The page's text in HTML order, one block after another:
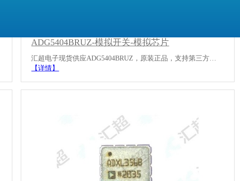
ADG5404BRUZ-模拟开关-模拟芯片
汇超电子现货供应ADG5404BRUZ，原装正品，支持第三方…
【详情】